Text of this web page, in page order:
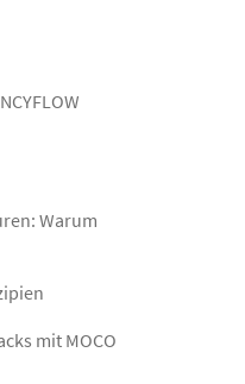
Warum
mit MOCO